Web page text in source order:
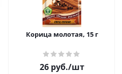
Корица молотая, 15 г
26руб./шт